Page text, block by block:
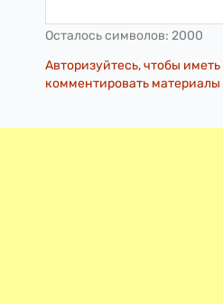
Осталось символов: 2000
Авторизуйтесь, чтобы
комментировать материалы